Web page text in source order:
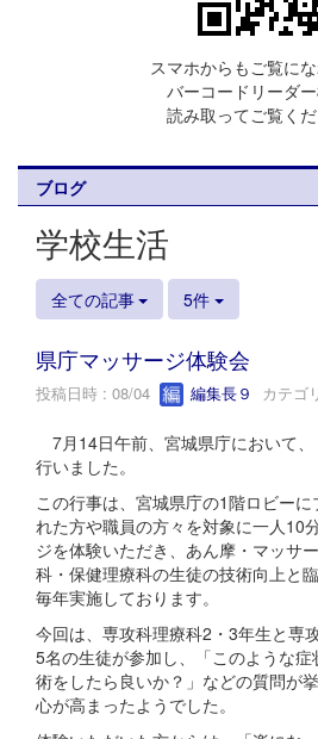
スマホからもご覧にな
バーコードリーダ
読み取ってご覧くだ
ブログ
学校生活
全ての記事 5件
県庁マッサージ体験会
投稿日時 : 08/04 編集長９ カテゴ
7月14日午前、宮城県庁において
行いました。
この行事は、宮城県庁の1階ロビー
れた方や職員の方々を対象に一人10
ジを体験いただき、あん摩・マッサ
科・保健理療科の生徒の技術向上と
毎年実施しております。
今回は、専攻科理療科2・3年生と専
5名の生徒が参加し、「このような
術をしたら良いか？」などの質問が
心が高まったようでした。